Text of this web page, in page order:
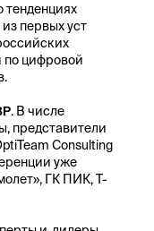
тенденциях
первых уст
по цифровой
. В числе
представители
Consulting
уже
ГК ПИК, Т-